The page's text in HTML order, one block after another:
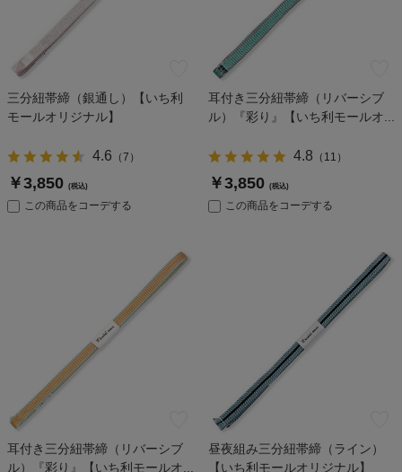
三分紐帯締（銀通し）【いち利
モールオリジナル】
4.6 （7 ）
￥3,850 (税込)
この商品をコーデする
耳付き三分紐帯締（リバーシブ
ル）『彩り』【いち利モールオ...
4.8 （ 11 ）
￥3,850 (税込)
この商品をコーデする
耳付き三分紐帯締（リバーシブ
ル）『彩り』【いち利モールオ...
昼夜組み三分紐帯締（ライン）
【いち利モールオリジナル】